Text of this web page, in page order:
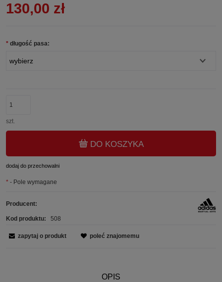
130,00 zł
* długość pasa:
szt.
DO KOSZYKA
dodaj do przechowalni
* - Pole wymagane
Producent:
Kod produktu: 508
zapytaj o produkt poleć znajomemu
OPIS